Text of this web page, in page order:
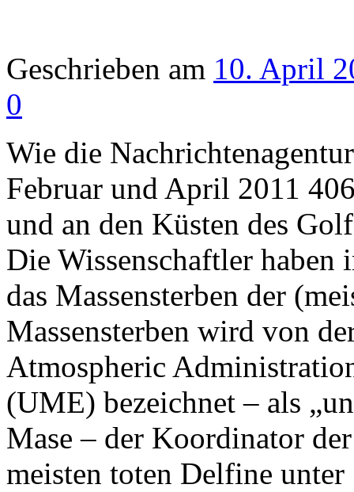
Geschrieben am 10. April
0
Wie die
Februar und April 2011
und an den Küsten des
Die Wissenschaftler
das Massensterben der
Massensterben wird von
Atmospheric
(UME) bezeichnet – als
Mase – der Koordinator
meisten toten Delfine